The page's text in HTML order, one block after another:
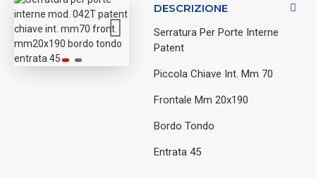
DESCRIZIONE
Serratura Per Porte Interne
Patent
Piccola Chiave Int. Mm 70
Frontale Mm 20x190
Bordo Tondo
Entrata 45